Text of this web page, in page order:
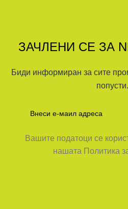
ЗАЧЛЕНИ СЕ ЗА
Биди информиран за сите
Вашите податоци се
нашата Политика